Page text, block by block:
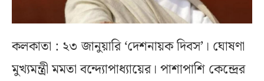
কলকাতা : ২৩ জানুয়ারি ‘দেশনায়ক দিবস’। ঘোষণা
মুখ্যমন্ত্রী মমতা বন্দ্যোপাধ্যায়ের। পাশাপাশি কেন্দ্রের